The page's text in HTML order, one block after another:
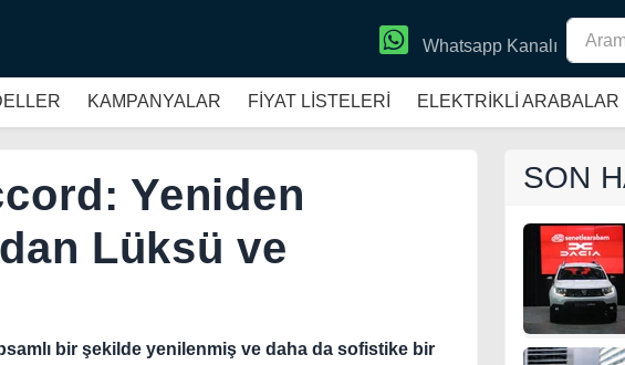
Whatsapp Kanalı
KAMPANYALAR FİYAT LİSTELERİ ELEKTRİKLİ ARABALAR
Yeniden
Lüksü ve
bir şekilde yenilenmiş ve daha da sofistike bir
SON